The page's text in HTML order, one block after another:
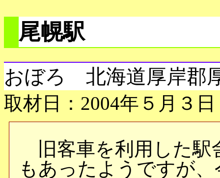
尾幌駅
おぼろ 北海道厚岸郡
取材日：2004年５月３日
旧客車を利用した駅
もあったようですが